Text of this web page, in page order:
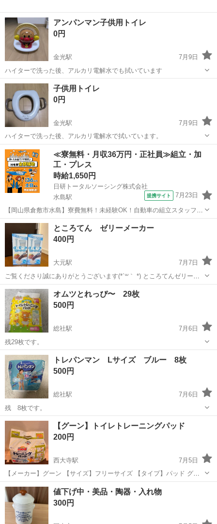
アンパンマン子供用トイレ
0円
金光駅
7月9日
ハイターで洗った後、アルカリ電解水でも拭いています
岡山 浅口市 金光駅
子供用トイレ
0円
金光駅
7月9日
ハイターで洗った後、アルカリ電解水で拭いています。
岡山 浅口市 金光駅 ベビー用品 トイレ
≪寮無料・月収36万円・正社員≫組立・加
工・プレス
時給1,650円
日研トータルソーシング株式会社
水島駅
提携サイト 7月23日
【岡山県倉敷市水島】寮費無料！未経験OK！自動車の組立スタッフ
《お仕事No.NS0089》 お仕事について 車の組立作業です。専用レール
に乗って流れてくる車の骨組みに、車内外の各部品・ハンドル・足回
り・ドア・シートなどの各...
岡山 倉敷市 水島駅 その他
ところてん ゼリーメーカー
400円
大元駅
7月7日
ご覧くださり誠にありがとうございます(*´꒳｀ *) ところてんゼリーメ
ーカーになります！ 新品未使用ですが、長期保存品になりますので、
気づかない汚れ等ございましてもご了承くださいm(_ _)m サイズは 約
15.5×...
岡山 岡山市 ベビー用品 レシピ
オムツとれっぴ〜 29枚
500円
総社駅
7月6日
残29枚です。
岡山 総社市 総社駅 ベビー用品 オムツ
トレパンマン Lサイズ ブルー 8枚
500円
総社駅
7月6日
残 8枚です。
岡山 総社市 総社駅 ベビー用品
【グーン】トイレトレーニングパッド
200円
西大寺駅
7月5日
【メーカー】グーン 【サイズ】フリーサイズ 【タイプ】パッド グー
ンの、 トイレトレーニング用パッドです。 開封しておりますが、 ほ
とんど使用しておりません。 子どもの、おむつ卒業で 出品させていた
だきました。 もう...
岡山 岡山市 西大寺駅 ベビー用品 パッド
値下げ中・美品・陶器・入れ物
300円